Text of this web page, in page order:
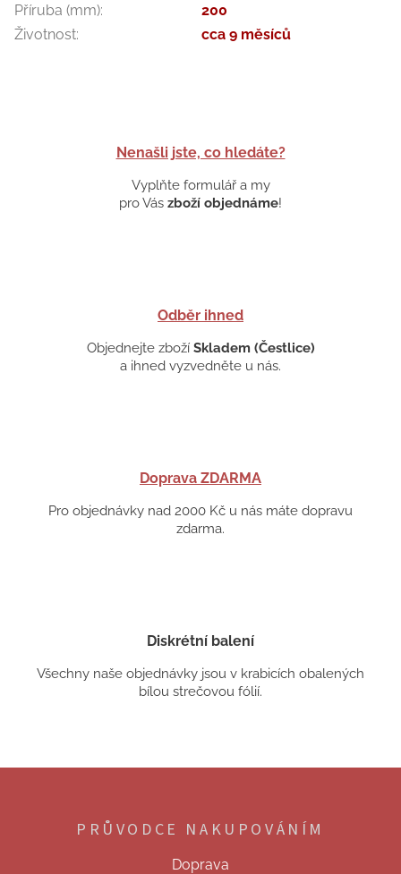
Nenašli jste, co hledáte?
Vyplňte formulář a my
pro Vás zboží objednáme!
Odběr ihned
Objednejte zboží Skladem (Čestlice)
a ihned vyzvedněte u nás.
Doprava ZDARMA
Pro objednávky nad 2000 Kč u nás máte dopravu
zdarma.
Diskrétní balení
Všechny naše objednávky jsou v krabicích obalených
bílou strečovou fólií.
Příruba (mm):
200
Životnost: cca 9 měsíců
PRŮVODCE NAKUPOVÁNÍM
Doprava